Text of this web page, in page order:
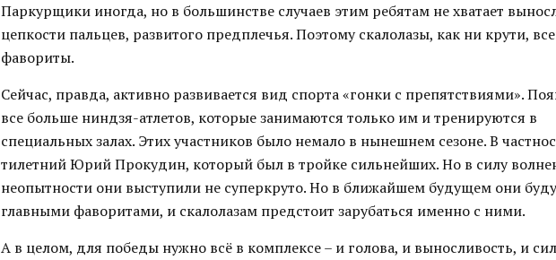
Паркурщики иногда, но в большинстве случаев этим ребятам не хватает
цепкости пальцев, развитого предплечья. Поэтому скалолазы, как ни крути,
фавориты.
Сейчас, правда, активно развивается вид спорта «гонки с препятствиями».
все больше ниндзя-атлетов, которые занимаются только им и тренируются в
специальных залах. Этих участников было немало в нынешнем сезоне. В
тилетний Юрий Прокудин, который был в тройке сильнейших. Но в силу
неопытности они выступили не суперкруто. Но в ближайшем будущем они
главными фаворитами, и скалолазам предстоит зарубаться именно с ними.
А в целом, для победы нужно всё в комплексе – и голова, и выносливость, и